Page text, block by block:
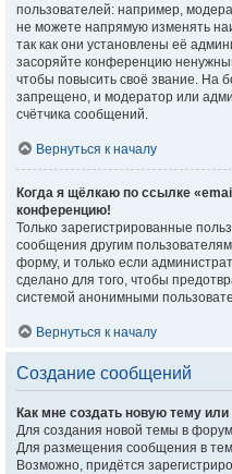
пользователей: например,
не можете напрямую изменять
так как они установлены её
засоряйте конференцию
чтобы повысить своё звание. На
запрещено, и модератор или
счётчика сообщений.
Вернуться к началу
Когда я щёлкаю по ссылке
конференцию!
Только зарегистрированные
сообщения другим
форму, и только если
сделано для того, чтобы
системой анонимными
Вернуться к началу
Создание сообщений
Как мне создать новую тему
Для создания новой темы в
Для размещения сообщения в
Возможно, придётся